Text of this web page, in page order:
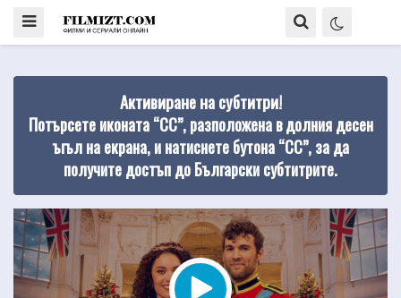
Активиране на субтитри!
Потърсете иконата “CC”, разположена в долния десен
ъгъл на екрана, и натиснете бутона “CC”, за да
получите достъп до Български субтитрите.